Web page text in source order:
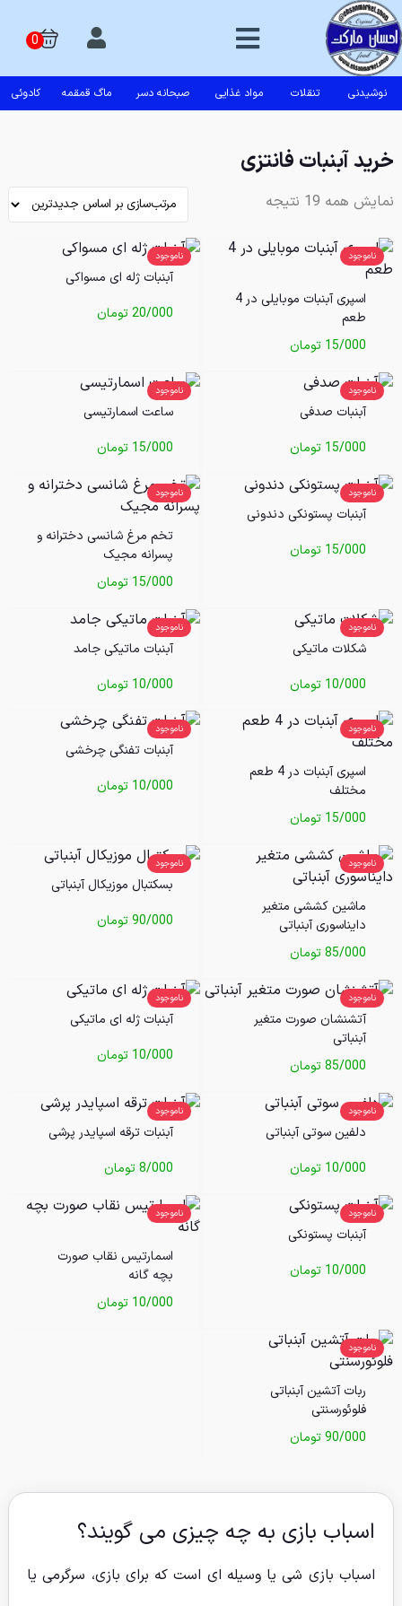
نوشیدنی تنقلات مواد غذایی صبحانه دسر ماگ قمقمه کادوئی
خرید آبنبات فانتزی
نمایش همه 19 نتیجه
ناموجود
اسپری آبنبات موبایلی در 4
طعم
15/000 تومان
ناموجود
آبنبات ژله ای مسواکی
20/000تومان
ناموجود
آبنبات صدفی
15/000 تومان
ناموجود
ساعت اسمارتیسی
15/000 تومان
ناموجود
آبنبات پستونکی دندونی
15/000 تومان
ناموجود
تخم مرغ شانسی دخترانه و
پسرانه مجیک
15/000 تومان
ناموجود
شکلات ماتیکی
10/000 تومان
ناموجود
آبنبات ماتیکی جامد
10/000 تومان
ناموجود
اسپری آبنبات در 4 طعم
مختلف
15/000 تومان
ناموجود
آبنبات تفنگی چرخشی
10/000 تومان
ناموجود
ماشین کششی متغیر
دایناسوری آبنباتی
85/000تومان
ناموجود
بسکتبال موزیکال آبنباتی
90/000تومان
ناموجود
آتشنشان صورت متغیر
آبنباتی
85/000تومان
ناموجود
آبنبات ژله ای ماتیکی
10/000 تومان
ناموجود
دلفین سوتی آبنباتی
10/000 تومان
ناموجود
آبنبات ترقه اسپایدر پرشی
8/000تومان
ناموجود
آبنبات پستونکی
10/000 تومان
ناموجود
اسمارتیس نقاب صورت
بچه گانه
10/000 تومان
ناموجود
ربات آتشین آبنباتی
فلوئورسنتی
90/000تومان
اسباب بازی به چه چیزی می گویند؟
اسباب بازی شی یا وسیله ای است که برای بازی، سرگرمی یا